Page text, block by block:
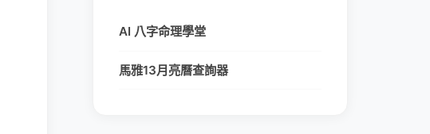
AI 八字命理學堂
馬雅13月亮曆查詢器